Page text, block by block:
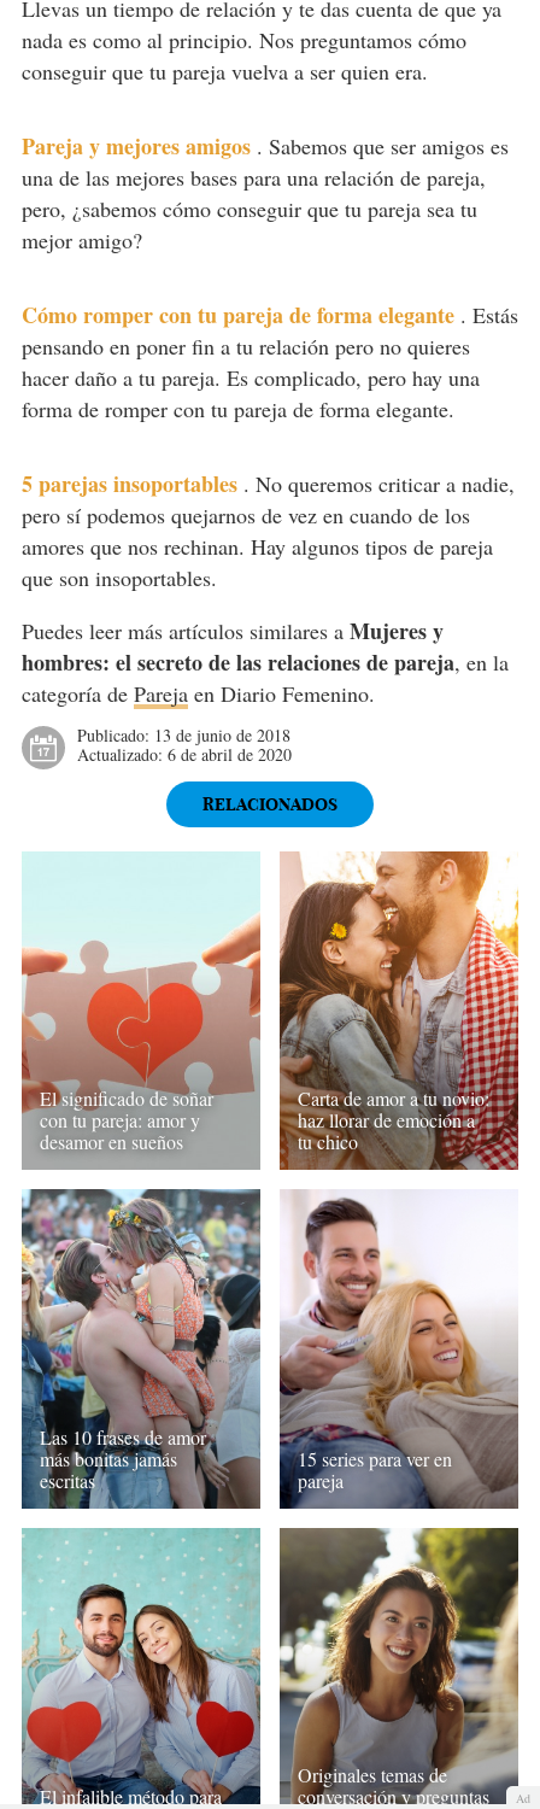
Llevas un tiempo de relación y te das cuenta de que ya
nada es como al principio. Nos preguntamos cómo
conseguir que tu pareja vuelva a ser quien era.
Pareja y mejores amigos . Sabemos que ser amigos es
una de las mejores bases para una relación de pareja,
pero, ¿sabemos cómo conseguir que tu pareja sea tu
mejor amigo?
Cómo romper con tu pareja de forma elegante . Estás
pensando en poner fin a tu relación pero no quieres
hacer daño a tu pareja. Es complicado, pero hay una
forma de romper con tu pareja de forma elegante.
5 parejas insoportables . No queremos criticar a nadie,
pero sí podemos quejarnos de vez en cuando de los
amores que nos rechinan. Hay algunos tipos de pareja
que son insoportables.
Puedes leer más artículos similares a Mujeres y
hombres: el secreto de las relaciones de pareja, en la
categoría de Parejaen Diario Femenino.
Publicado: 13 de junio de 2018
Actualizado: 6 de abril de 2020
RELACIONADOS
El significado de soñar
con tu pareja: amor y
desamor en sueños
Carta de amor a tu novio:
haz llorar de emoción a
tu chico
Las 10 frases de amor
más bonitas jamás
escritas
15 series para ver en
pareja
El infalible método para
Originales temas de
conversación y preguntas
Ad